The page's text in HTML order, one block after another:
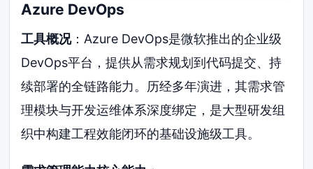
Azure DevOps
工具概况：Azure DevOps是微软推出的企业级
DevOps平台，提供从需求规划到代码提交、持
续部署的全链路能力。历经多年演进，其需求管
理模块与开发运维体系深度绑定，是大型研发组
织中构建工程效能闭环的基础设施级工具。